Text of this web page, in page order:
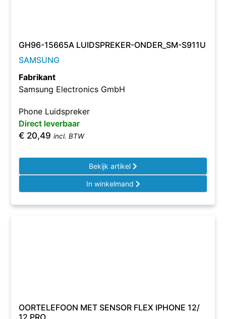
GH96-15665A LUIDSPREKER-ONDER_SM-S911U
SAMSUNG
Fabrikant
Samsung Electronics GmbH
Phone Luidspreker
Direct leverbaar
€ 20,49 incl. BTW
Bekijk artikel
In winkelmand
OORTELEFOON MET SENSOR FLEX IPHONE 12/
12 PRO